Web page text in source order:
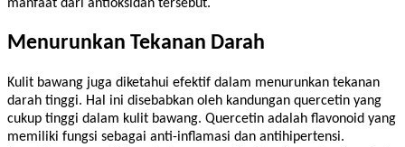
manfaat dari antioksidan tersebut.
Menurunkan Tekanan Darah
Kulit bawang juga diketahui efektif dalam menurunkan tekanan
darah tinggi. Hal ini disebabkan oleh kandungan quercetin yang
cukup tinggi dalam kulit bawang. Quercetin adalah flavonoid yang
memiliki fungsi sebagai anti-inflamasi dan antihipertensi.